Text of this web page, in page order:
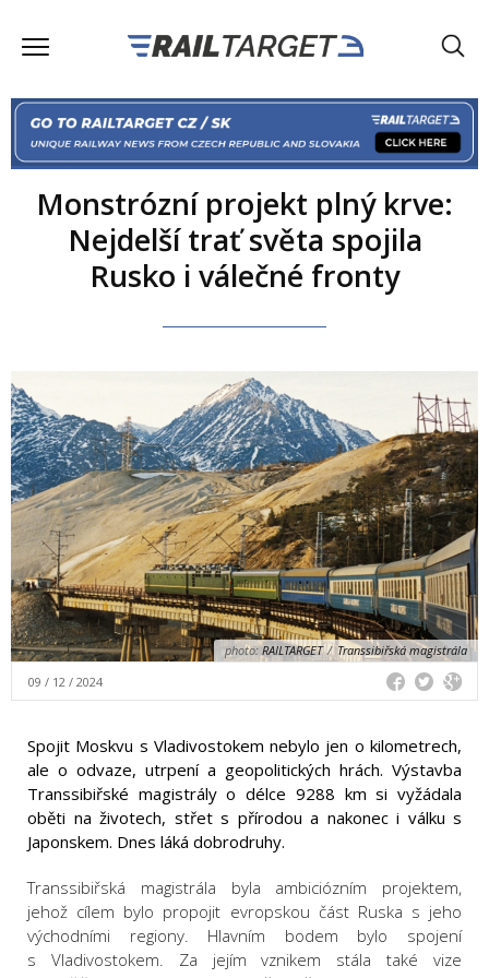
Monstrózní projekt plný krve:
Nejdelší trať světa spojila
Rusko i válečné fronty
photo:RAILTARGET / Transsibiřská magistrála
09 / 12 / 2024
Spojit Moskvu s Vladivostokem nebylo jen o kilometrech,
ale o odvaze, utrpení a geopolitických hrách. Výstavba
Transsibiřské magistrály o délce 9288 km si vyžádala
oběti na životech, střet s přírodou a nakonec i válku s
Japonskem. Dnes láká dobrodruhy.
Transsibiřská magistrála byla ambiciózním projektem,
jehož cílem bylo propojit evropskou část Ruska s jeho
východními regiony. Hlavním bodem bylo spojení
s Vladivostokem. Za jejím vznikem stála také vize